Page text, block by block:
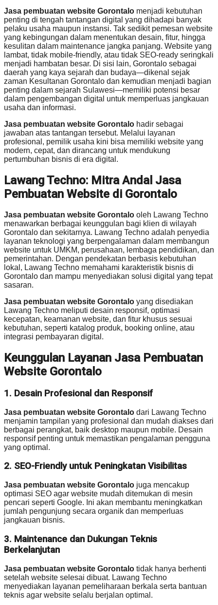
Jasa pembuatan website Gorontalo menjadi kebutuhan
penting di tengah tantangan digital yang dihadapi banyak
pelaku usaha maupun instansi. Tak sedikit pemesan website
yang kebingungan dalam menentukan desain, fitur, hingga
kesulitan dalam maintenance jangka panjang. Website yang
lambat, tidak mobile-friendly, atau tidak SEO-ready seringkali
menjadi hambatan besar. Di sisi lain, Gorontalo sebagai
daerah yang kaya sejarah dan budaya—dikenal sejak
zaman Kesultanan Gorontalo dan kemudian menjadi bagian
penting dalam sejarah Sulawesi—memiliki potensi besar
dalam pengembangan digital untuk memperluas jangkauan
usaha dan informasi.
Jasa pembuatan website Gorontalo hadir sebagai
jawaban atas tantangan tersebut. Melalui layanan
profesional, pemilik usaha kini bisa memiliki website yang
modern, cepat, dan dirancang untuk mendukung
pertumbuhan bisnis di era digital.
Lawang Techno: Mitra Andal Jasa
Pembuatan Website di Gorontalo
Jasa pembuatan website Gorontalo oleh Lawang Techno
menawarkan berbagai keunggulan bagi klien di wilayah
Gorontalo dan sekitarnya. Lawang Techno adalah penyedia
layanan teknologi yang berpengalaman dalam membangun
website untuk UMKM, perusahaan, lembaga pendidikan, dan
pemerintahan. Dengan pendekatan berbasis kebutuhan
lokal, Lawang Techno memahami karakteristik bisnis di
Gorontalo dan mampu menyediakan solusi digital yang tepat
sasaran.
Jasa pembuatan website Gorontalo yang disediakan
Lawang Techno meliputi desain responsif, optimasi
kecepatan, keamanan website, dan fitur khusus sesuai
kebutuhan, seperti katalog produk, booking online, atau
integrasi pembayaran digital.
Keunggulan Layanan Jasa Pembuatan
Website Gorontalo
1. Desain Profesional dan Responsif
Jasa pembuatan website Gorontalo dari Lawang Techno
menjamin tampilan yang profesional dan mudah diakses dari
berbagai perangkat, baik desktop maupun mobile. Desain
responsif penting untuk memastikan pengalaman pengguna
yang optimal.
2. SEO-Friendly untuk Peningkatan Visibilitas
Jasa pembuatan website Gorontalo juga mencakup
optimasi SEO agar website mudah ditemukan di mesin
pencari seperti Google. Ini akan membantu meningkatkan
jumlah pengunjung secara organik dan memperluas
jangkauan bisnis.
3. Maintenance dan Dukungan Teknis
Berkelanjutan
Jasa pembuatan website Gorontalo tidak hanya berhenti
setelah website selesai dibuat. Lawang Techno
menyediakan layanan pemeliharaan berkala serta bantuan
teknis agar website selalu berjalan optimal.